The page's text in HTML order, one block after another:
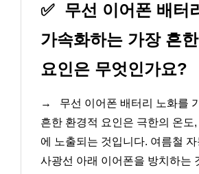
✅ 무선 이어폰 배터
가속화하는 가장 흔
요인은 무엇인가요?
→
무선 이어폰 배터리 노화를
흔한 환경적 요인은 극한의 온도
에 노출되는 것입니다. 여름철
사광선 아래 이어폰을 방치하는